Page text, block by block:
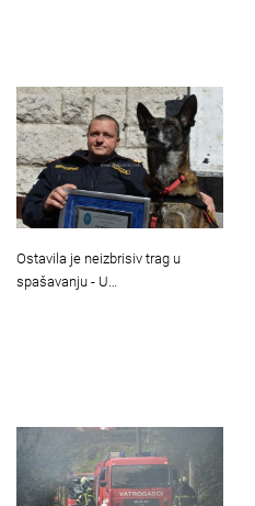
Ostavila je neizbrisiv trag u
spašavanju - U…